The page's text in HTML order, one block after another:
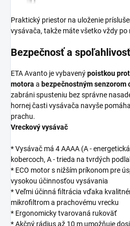
Praktický priestor na uloženie
vysávača, takže máte všetko vždy po
Bezpečnosť a spoľahlivosť
ETA Avanto je vybavenýpoistkou
motora a bezpečnostným senzorom
zabráni spusteniu bez správne
hornej časti vysávača navyše
prachu.
Vreckový vysávač
* Vysávač má 4 AAAA (A -
kobercoch, A - trieda na tvrdých
* ECO motor s nižším príkonom pre
vysokou účinnosťou vysávania
* Veľmi účinná filtrácia vďaka
mikrofiltrom a prachovému vrecku
* Ergonomicky tvarovaná rukoväť
* Akčný rádius až 10 m umožňuje